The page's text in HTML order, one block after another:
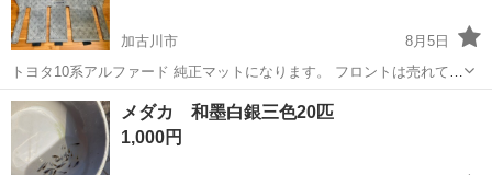
加古川市
8月5日
トヨタ10系アルファード 純正マットになります。 フロントは売れてし
まったので 2列目3列目用のマットを 出品してます！😄 汚れやボロボ
ロになってきたから変えたい そんな方におすすめです！ 全然まだまだ
使えるぐらい ...
兵庫 加古川市 その他 10系
メダカ 和墨白銀三色20匹
1,000円